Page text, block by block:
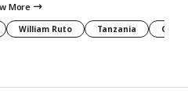
More
William Ruto Tanzania CAF